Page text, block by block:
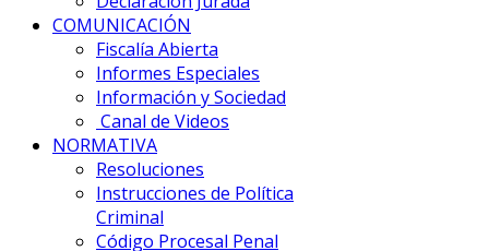
COMUNICACIÓN
Fiscalía Abierta
Informes Especiales
Información y Sociedad
Canal de Videos
NORMATIVA
Resoluciones
Instrucciones de Política
Criminal
Código Procesal Penal